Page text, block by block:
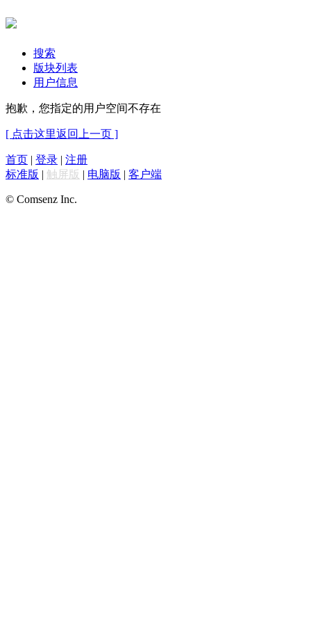
搜索
版块列表
用户信息
抱歉，您指定的用户空间不存在
[ 点击这里返回上一页 ]
首页 | 登录 | 注册
标准版 | 触屏版 | 电脑版 | 客户端
© Comsenz Inc.